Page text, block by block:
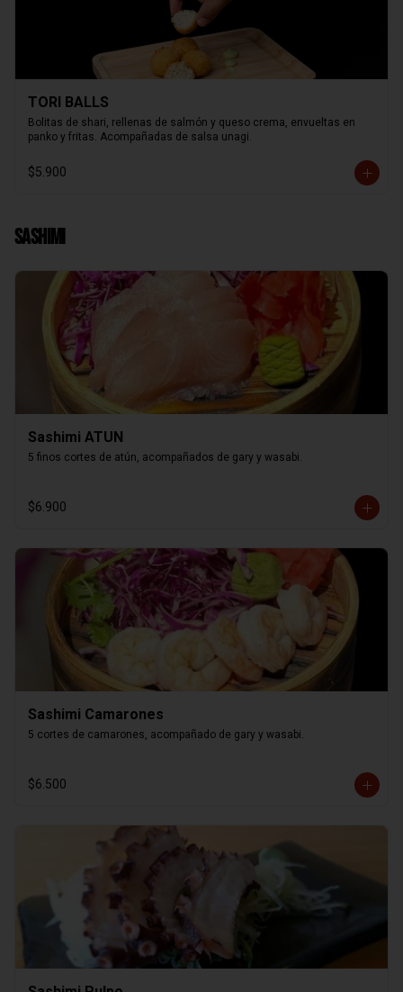
TORI BALLS
Bolitas de shari, rellenas de salmón y queso crema, envueltas en
panko y fritas. Acompañadas de salsa unagi.
$5.900
Sashimi
Sashimi ATUN
5 finos cortes de atún, acompañados de gary y wasabi.
$6.900
Sashimi Camarones
5 cortes de camarones, acompañado de gary y wasabi.
$6.500